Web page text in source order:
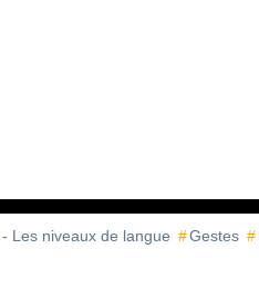
Les niveaux de langue Gestes